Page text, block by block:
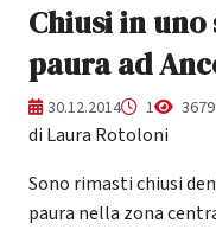
Chiusi in
paura ad
30.12.2014 1 3679
di Laura Rotoloni
Sono rimasti chiusi
paura nella zona